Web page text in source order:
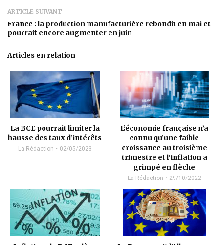
ARTICLE SUIVANT
France : la production manufacturière rebondit en mai et
pourrait encore augmenter en juin
Articles en relation
La BCE pourrait limiter la
hausse des taux d’intérêts
La Rédaction 02/05/2023
L’économie française n’a
connu qu’une faible
croissance au troisième
trimestre et l’inflation a
grimpé en flèche
La Rédaction 29/10/2022